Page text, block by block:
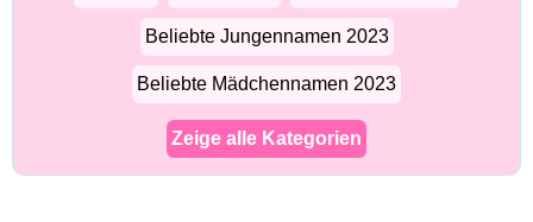
Beliebte Jungennamen 2023
Beliebte Mädchennamen 2023
Zeige alle Kategorien